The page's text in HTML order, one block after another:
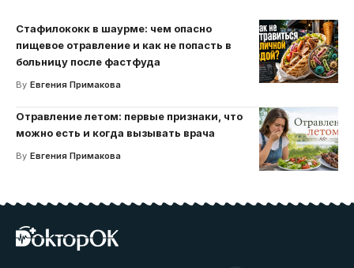
Стафилококк в шаурме: чем опасно
пищевое отравление и как не попасть в
больницу после фастфуда
By Евгения Примакова
Отравление летом: первые признаки, что
можно есть и когда вызывать врача
By Евгения Примакова